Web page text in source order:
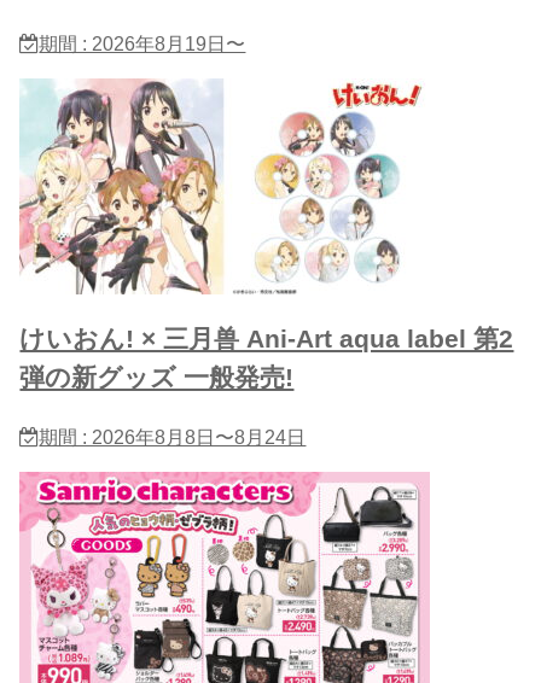
期間 : 2026年8月19日〜
けいおん! × 三月兽 Ani-Art aqua label 第2
弾の新グッズ 一般発売!
期間 : 2026年8月8日〜8月24日